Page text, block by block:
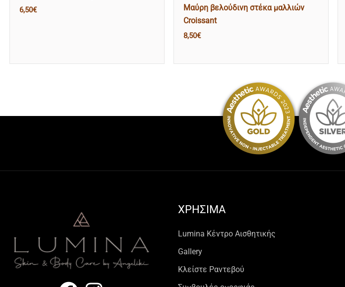
6,50€
Μαύρη βελούδινη στέκα μαλλιών
Croissant
8,50€
ΧΡΗΣΙΜΑ
Lumina Kέντρο Αισθητικής
Gallery
Κλείστε Ραντεβού